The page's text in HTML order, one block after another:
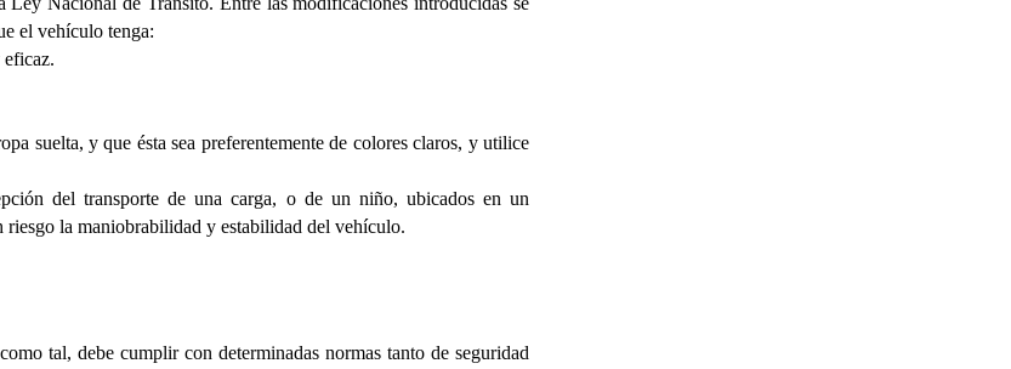
el vehículo tenga:
suelta, y que ésta sea preferentemente de colores claros, y utilice
del transporte de una carga, o de un niño, ubicados en un
riesgo la maniobrabilidad y estabilidad del vehículo.
tal, debe cumplir con determinadas normas tanto de seguridad